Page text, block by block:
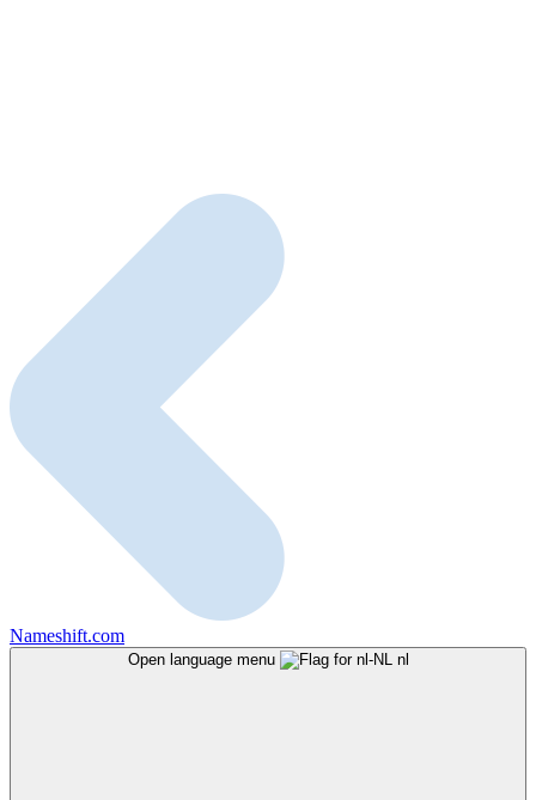
Nameshift.com
Open language menu nl